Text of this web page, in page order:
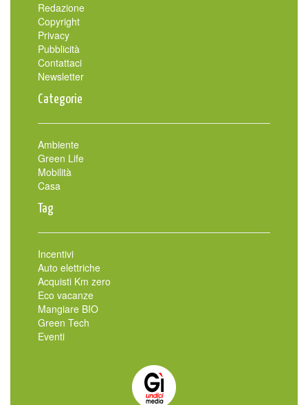
Redazione
Copyright
Privacy
Pubblicità
Contattaci
Newsletter
Categorie
Ambiente
Green Life
Mobilità
Casa
Tag
Incentivi
Auto elettriche
Acquisti Km zero
Eco vacanze
Mangiare BIO
Green Tech
Eventi